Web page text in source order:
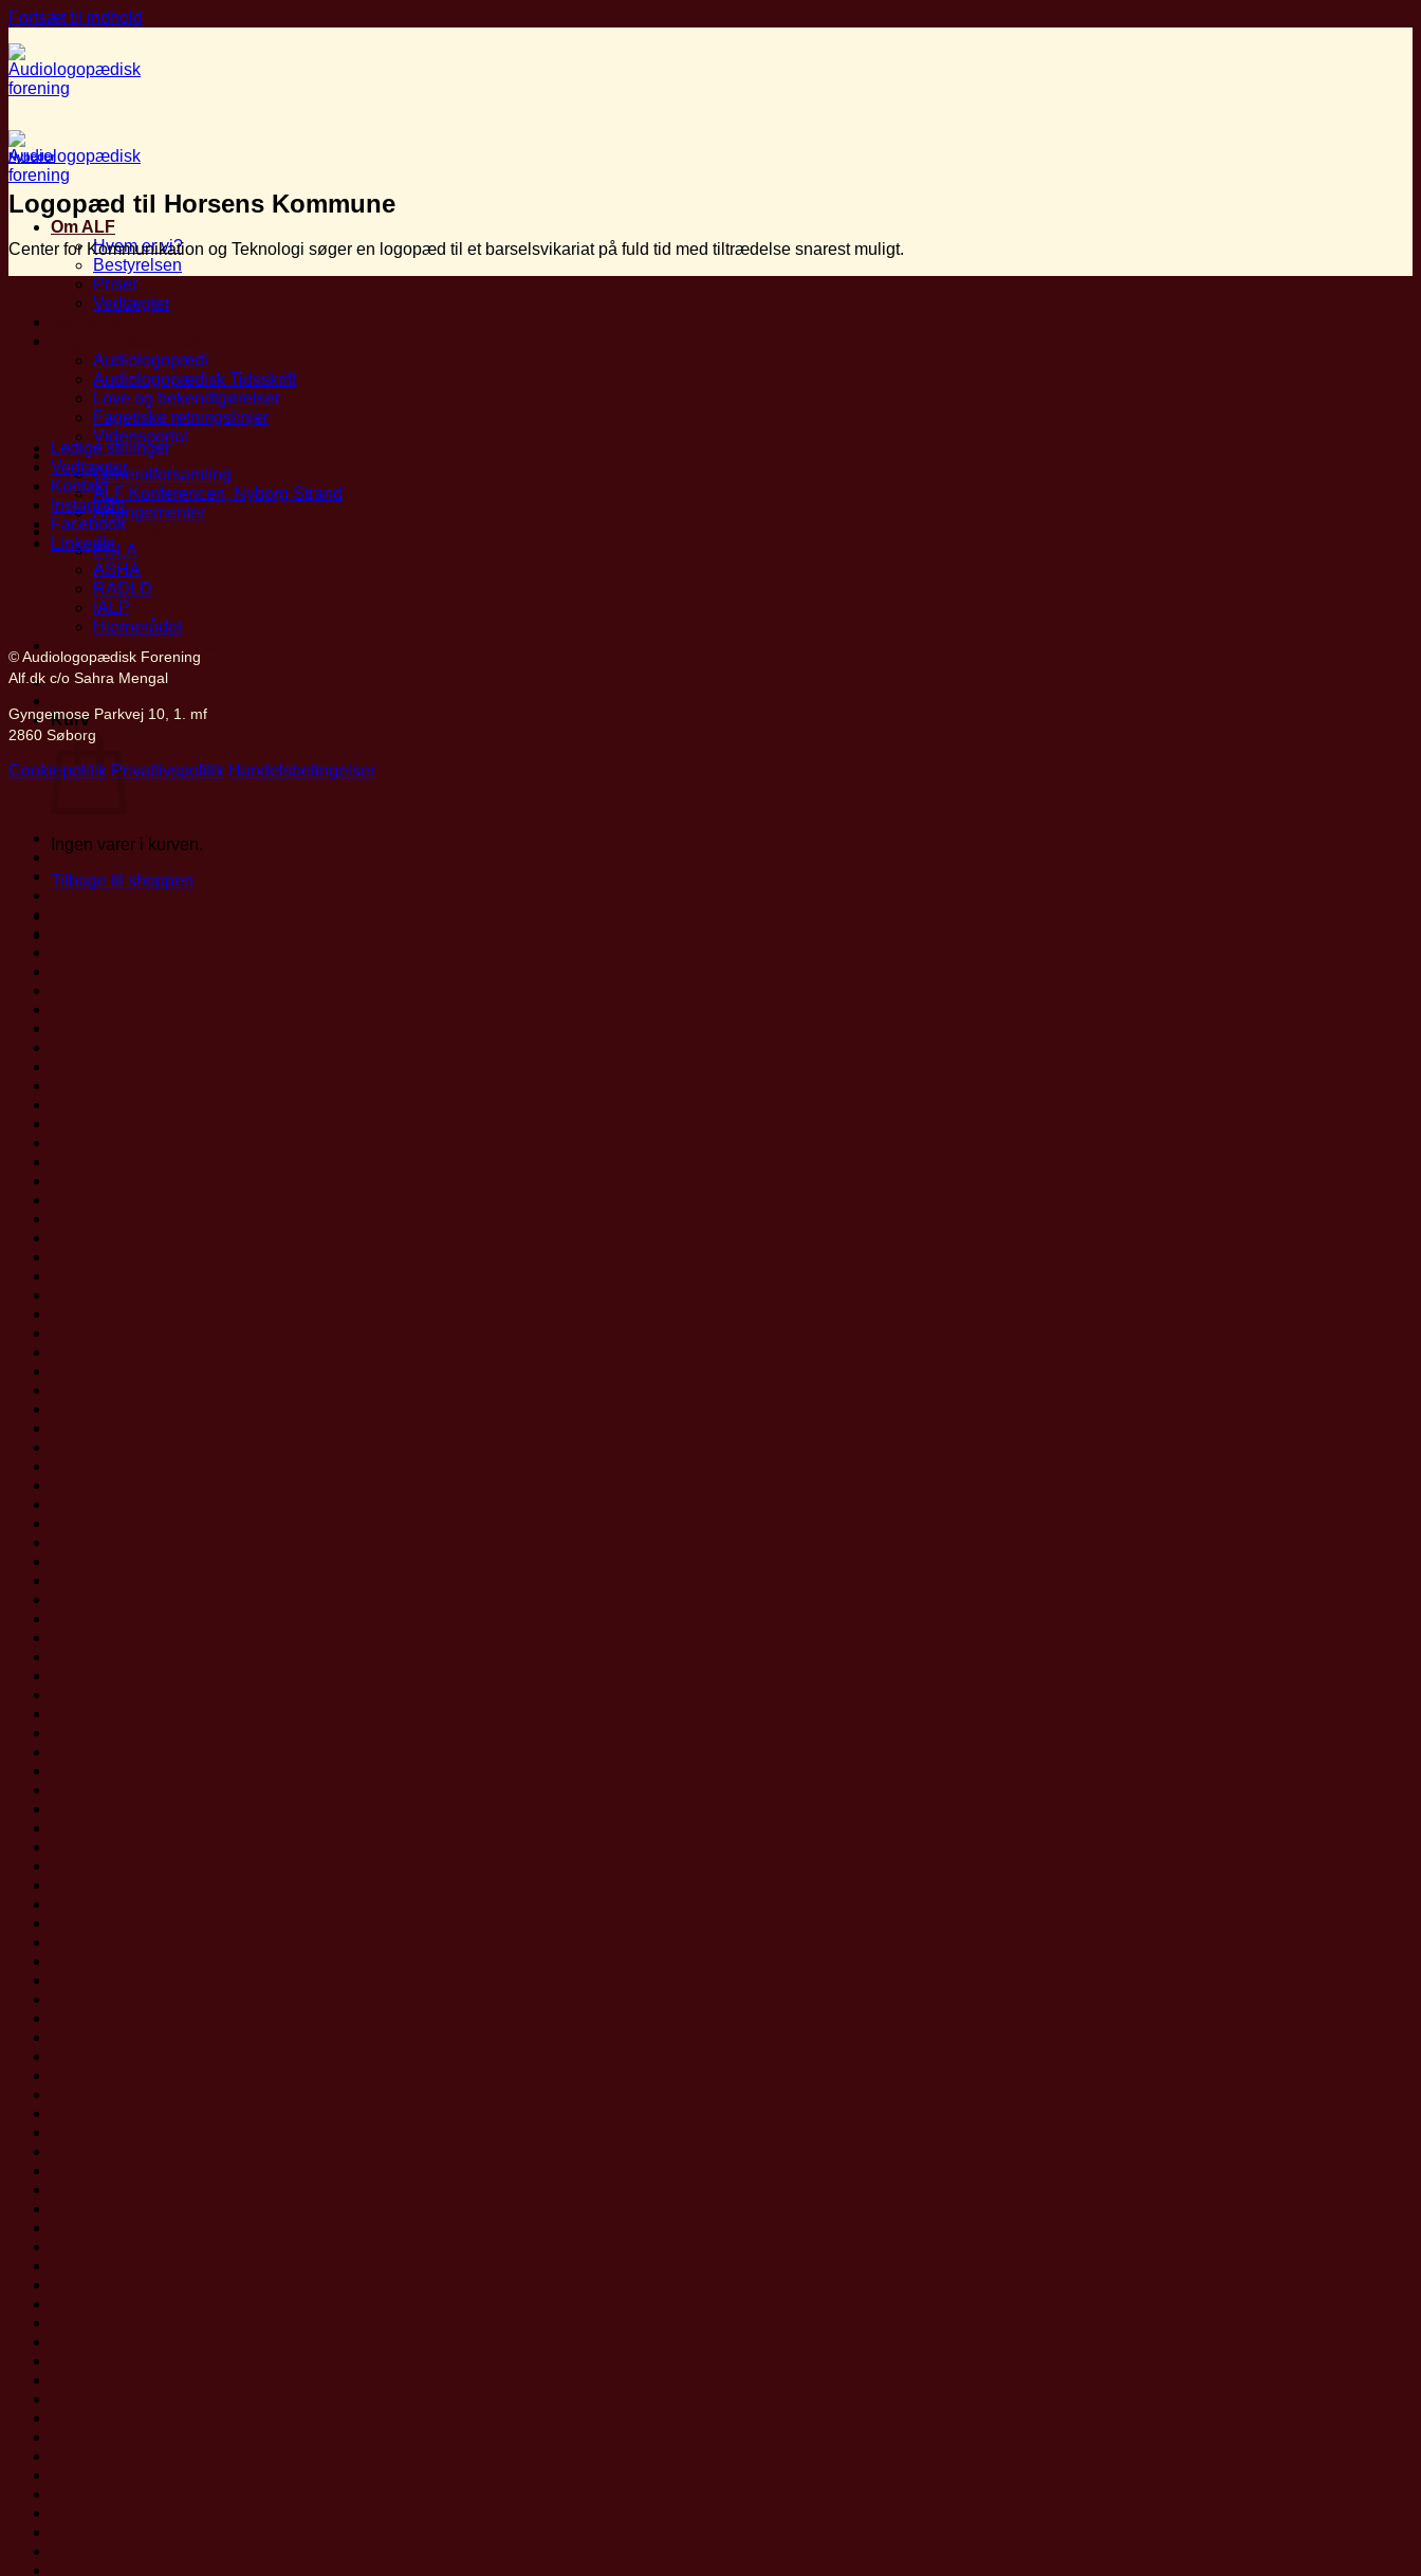
Fortsæt til indhold
Om ALF
Hvem er vi?
Bestyrelsen
Priser
Vedtægter
Audiologopædi
Audiologopædisk Tidsskrift
Love og bekendtgørelser
Fagetiske retningslinjer
Vidensportal
Arrangementer
Generalforsamling
ALF Konferencen, Nyborg Strand
Arrangementer
Partnerskaber
ESLA
ASHA
RADLD
IALP
Hjernerådet
Mit ALF
Kurv
Ingen varer i kurven.
Tilbage til shoppen
Nyheder
Logopæd til Horsens Kommune
Center for Kommunikation og Teknologi søger en logopæd til et barselsvikariat på fuld tid med tiltrædelse snarest muligt.
Ledige stillinger
Vedtægter
Kontakt
Instagram
Facebook
LinkedIn
© Audiologopædisk Forening
Alf.dk c/o Sahra Mengal
Gyngemose Parkvej 10, 1. mf
2860 Søborg
Cookiepolitik Privatlivspolitik Handelsbetingelser